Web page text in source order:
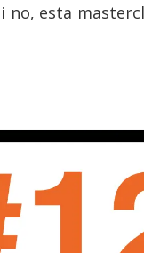
no, esta